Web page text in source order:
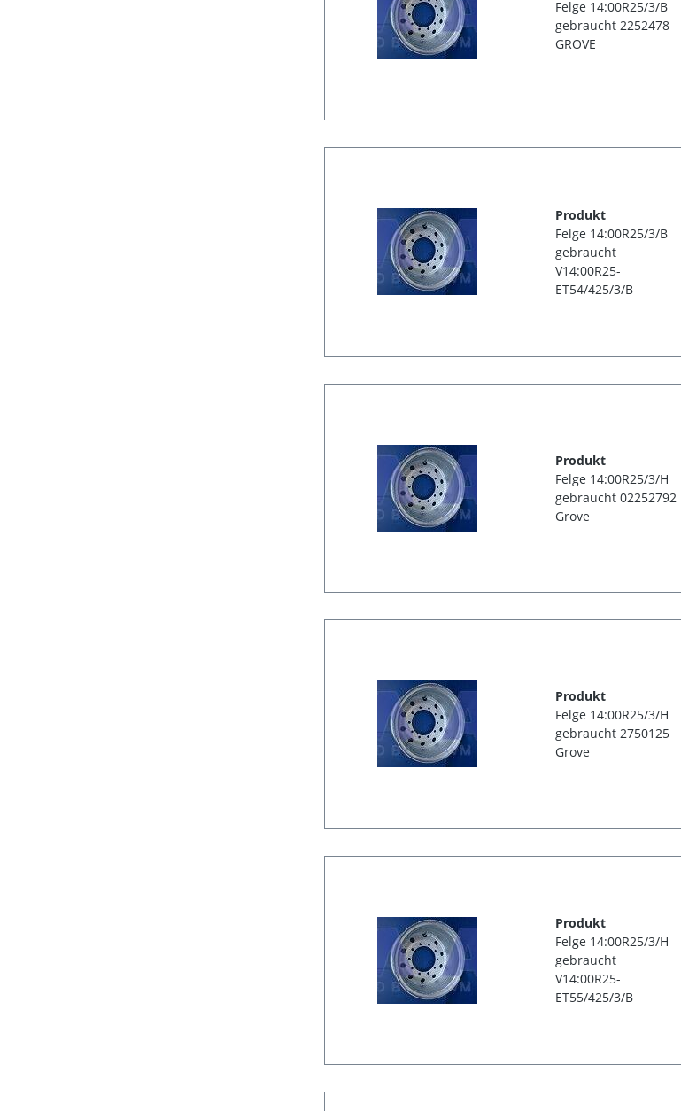
Felge 14:00R25/3/B
gebraucht 2252478
GROVE
Produkt
Felge 14:00R25/3/B
gebraucht
V14:00R25-
ET54/425/3/B
Produkt
Felge 14:00R25/3/H
gebraucht 02252792
Grove
Produkt
Felge 14:00R25/3/H
gebraucht 2750125
Grove
Produkt
Felge 14:00R25/3/H
gebraucht
V14:00R25-
ET55/425/3/B